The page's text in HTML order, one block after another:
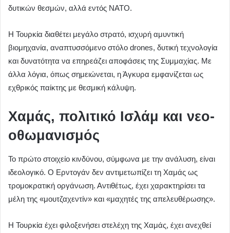
δυτικών θεσμών, αλλά εντός ΝΑΤΟ.
Η Τουρκία διαθέτει μεγάλο στρατό, ισχυρή αμυντική
βιομηχανία, αναπτυσσόμενο στόλο drones, δυτική τεχνολογία
και δυνατότητα να επηρεάζει αποφάσεις της Συμμαχίας. Με
άλλα λόγια, όπως σημειώνεται, η Άγκυρα εμφανίζεται ως
εχθρικός παίκτης με θεσμική κάλυψη.
Χαμάς, πολιτικό Ισλάμ και νεο-
οθωμανισμός
Το πρώτο στοιχείο κινδύνου, σύμφωνα με την ανάλυση, είναι
ιδεολογικό. Ο Ερντογάν δεν αντιμετωπίζει τη Χαμάς ως
τρομοκρατική οργάνωση. Αντιθέτως, έχει χαρακτηρίσει τα
μέλη της «μουτζαχεντίν» και «μαχητές της απελευθέρωσης».
Η Τουρκία έχει φιλοξενήσει στελέχη της Χαμάς, έχει ανεχθεί